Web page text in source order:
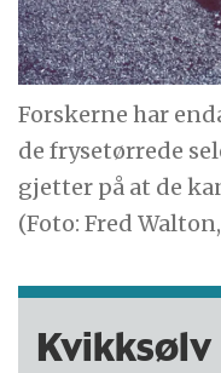
Forskerne har
de frysetørrede
gjetter på at de
(Foto: Fred
Kvikksølv